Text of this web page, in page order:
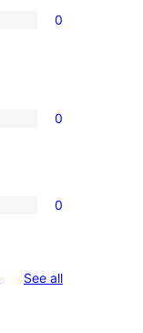
0
0
0
See allreviews